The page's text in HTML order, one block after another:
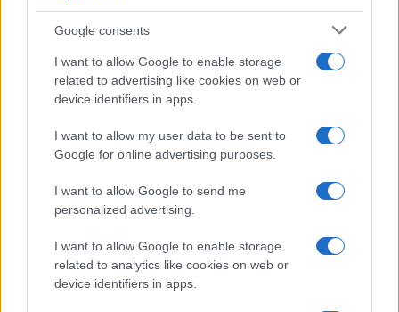
Google consents
I want to allow Google to enable storage
related to advertising like cookies on web or
device identifiers in apps.
I want to allow my user data to be sent to
Google for online advertising purposes.
I want to allow Google to send me
personalized advertising.
I want to allow Google to enable storage
related to analytics like cookies on web or
device identifiers in apps.
‘Campionesse’
Ilaria Mauri · 8 Ago 2026